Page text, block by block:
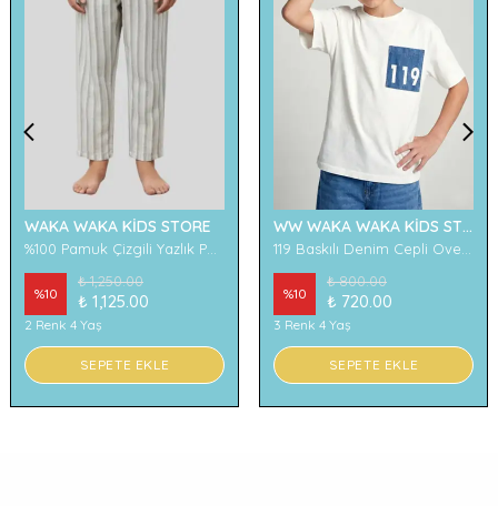
WAKA WAKA KİDS STORE
%10
₺ 1,250.00
₺ 1,125.00
2 Renk 4 Yaş
SEPETE EKLE
WW WAKA WAKA KİDS STORE
%10
₺ 800.00
₺ 720.00
3 Renk 4 Yaş
SEPETE EKLE